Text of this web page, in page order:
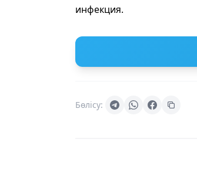
инфекция.
Бөлісу: